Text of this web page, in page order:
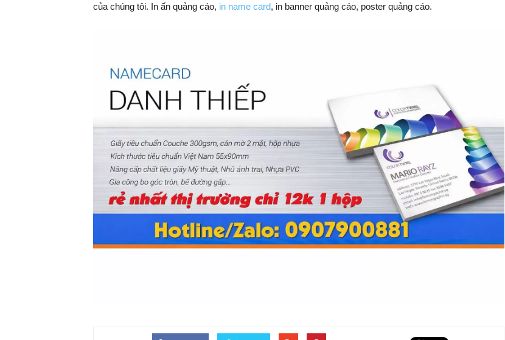
của chúng tôi. In ấn quảng cáo, in name card, in banner quảng cáo, poster quảng cáo.